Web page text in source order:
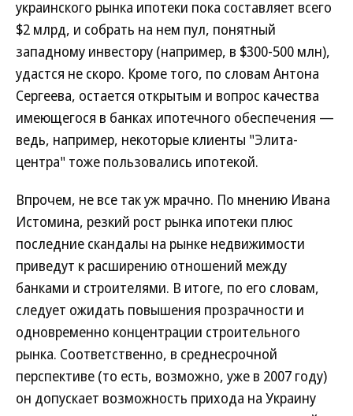
украинского рынка ипотеки пока составляет всего
$2 млрд, и собрать на нем пул, понятный
западному инвестору (например, в $300-500 млн),
удастся не скоро. Кроме того, по словам Антона
Сергеева, остается открытым и вопрос качества
имеющегося в банках ипотечного обеспечения —
ведь, например, некоторые клиенты "Элита-
центра" тоже пользовались ипотекой.
Впрочем, не все так уж мрачно. По мнению Ивана
Истомина, резкий рост рынка ипотеки плюс
последние скандалы на рынке недвижимости
приведут к расширению отношений между
банками и строителями. В итоге, по его словам,
следует ожидать повышения прозрачности и
одновременно концентрации строительного
рынка. Соответственно, в среднесрочной
перспективе (то есть, возможно, уже в 2007 году)
он допускает возможность прихода на Украину